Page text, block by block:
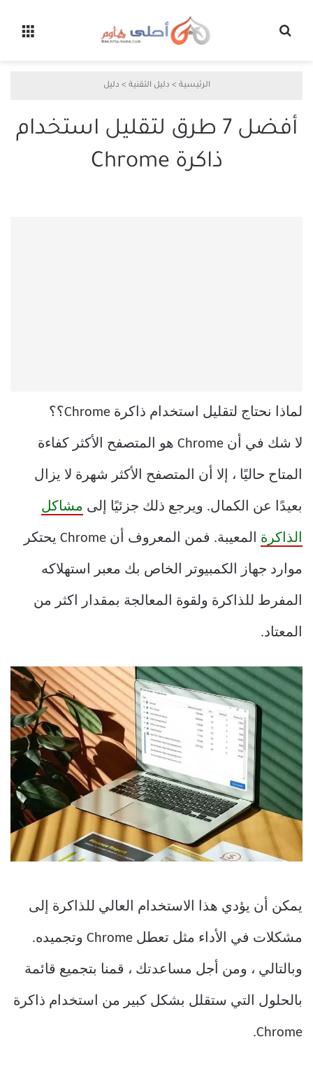
الرئيسية > دليل التقنية > دليل
أفضل 7 طرق لتقليل استخدام
ذاكرة Chrome
لماذا نحتاج لتقليل استخدام ذاكرة Chrome؟؟
لا شك في أن Chrome هو المتصفح الأكثر كفاءة
المتاح حاليًا ، إلا أن المتصفح الأكثر شهرة لا يزال
بعيدًا عن الكمال. ويرجع ذلك جزئيًا إلى مشاكل
الذاكرة المعيبة. فمن المعروف أن Chrome يحتكر
موارد جهاز الكمبيوتر الخاص بك معبر استهلاكه
المفرط للذاكرة ولقوة المعالجة بمقدار اكثر من
المعتاد.
يمكن أن يؤدي هذا الاستخدام العالي للذاكرة إلى
مشكلات في الأداء مثل تعطل Chrome وتجميده.
وبالتالي ، ومن أجل مساعدتك ، قمنا بتجميع قائمة
بالحلول التي ستقلل بشكل كبير من استخدام ذاكرة
Chrome.